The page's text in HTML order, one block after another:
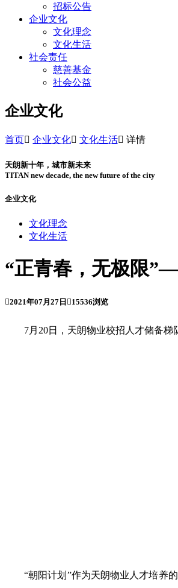
招标公告
企业文化
文化理念
文化生活
社会责任
慈善基金
社会公益
企业文化
首页 企业文化 文化生活 详情
天朗新十年，城市新未来
TITAN new decade, the new future of the city
企业文化
文化理念
文化生活
“正青春，无极限
2021年07月27日15536浏览
7月20日，天朗物业校招人才储备
“朝阳计划”作为天朗物业人才培养